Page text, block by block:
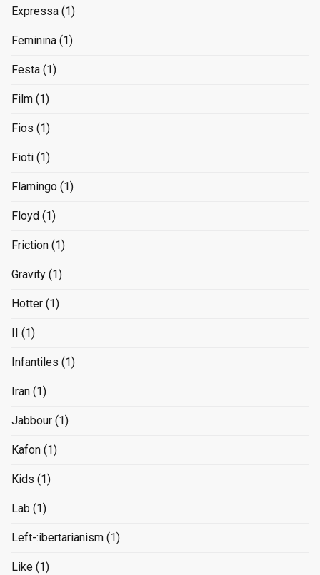
Expressa (1)
Feminina (1)
Festa (1)
Film (1)
Fios (1)
Fioti (1)
Flamingo (1)
Floyd (1)
Friction (1)
Gravity (1)
Hotter (1)
(1)
Infantiles (1)
Iran (1)
Jabbour (1)
Kafon (1)
Kids (1)
Lab (1)
Left-:ibertarianism (1)
Like (1)